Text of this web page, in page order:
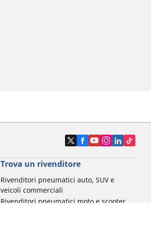
Trova un rivenditore
Rivenditori pneumatici auto, SUV e
veicoli commerciali
Rivenditori pneumatici moto e scooter